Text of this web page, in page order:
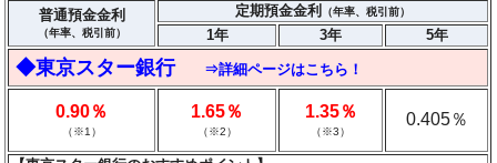
普通預金金利
（年率、税引前）
定期預金金利 （年率、税引前）
1年 3年 5年
◆東京スター銀行 ⇒詳細ページはこちら！
0.90％
（※1）
1.65％
（※2）
1.35％
（※3）
0.405％